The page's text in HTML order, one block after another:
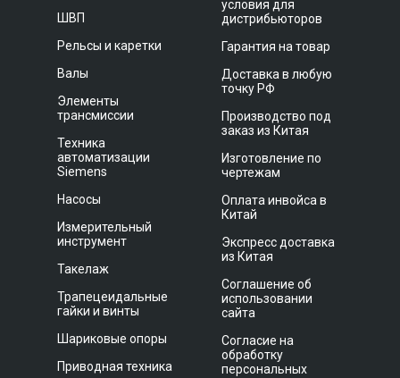
ШВП
Рельсы и каретки
Валы
Элементы
трансмиссии
Техника
автоматизации
Siemens
Насосы
Измерительный
инструмент
Такелаж
Трапецеидальные
гайки и винты
Шариковые опоры
Приводная техника
условия для
дистрибьюторов
Гарантия на товар
Доставка в любую
точку РФ
Производство под
заказ из Китая
Изготовление по
чертежам
Оплата инвойса в
Китай
Экспресс доставка
из Китая
Соглашение об
использовании
сайта
Согласие на
обработку
персональных